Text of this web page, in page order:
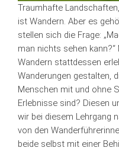
Traumhafte
ist Wandern. Aber es
stellen sich die Frage:
man nichts sehen
Wandern stattdessen
Wanderungen gestalten,
Menschen mit und ohne
Erlebnisse sind? Diesen
wir bei diesem Lehrgang
von den
beide selbst mit einer